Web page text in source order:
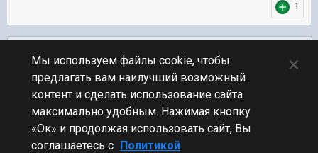
1
ПЕРЕЙТИ К СПИСКУ ТЕМ
Новости
Мы используем файлы cookie, чтобы
предлагать вам наилучший возможный
контент и сделать использование сайта
максимально удобным. Нажимая кнопку
«Ок» и продолжая использовать сайт, Вы
соглашаетесь с Политикой
×